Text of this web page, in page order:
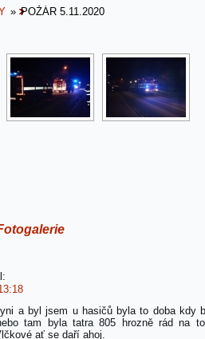
» POŽÁR 5.11.2020
a byl jsem u hasičů byla to doba kdy
tam byla tatra 805 hrozně rád na
ať se daří ahoj.